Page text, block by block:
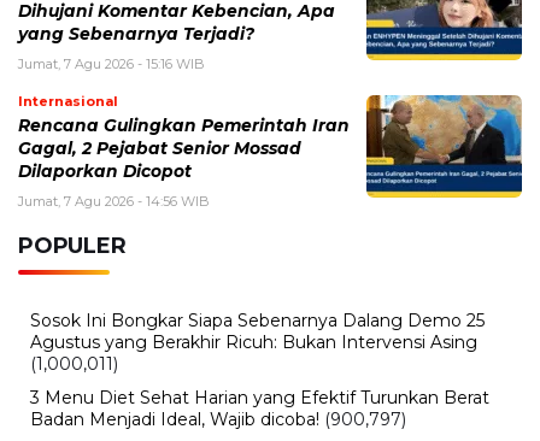
Dihujani Komentar Kebencian, Apa
yang Sebenarnya Terjadi?
Jumat, 7 Agu 2026 - 15:16 WIB
Internasional
Rencana Gulingkan Pemerintah Iran
Gagal, 2 Pejabat Senior Mossad
Dilaporkan Dicopot
Jumat, 7 Agu 2026 - 14:56 WIB
POPULER
Sosok Ini Bongkar Siapa Sebenarnya Dalang Demo 25
Agustus yang Berakhir Ricuh: Bukan Intervensi Asing
(1,000,011)
3 Menu Diet Sehat Harian yang Efektif Turunkan Berat
Badan Menjadi Ideal, Wajib dicoba! (900,797)